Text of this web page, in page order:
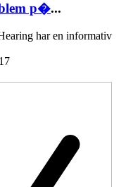
p�...
har en informativ